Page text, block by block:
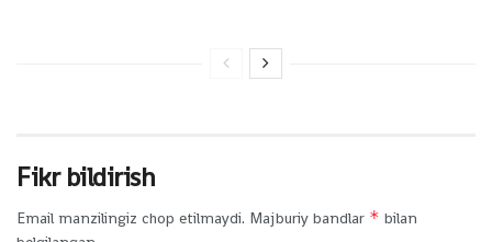
Fikr bildirish
Email manzilingiz chop etilmaydi. Majburiy bandlar * bilan